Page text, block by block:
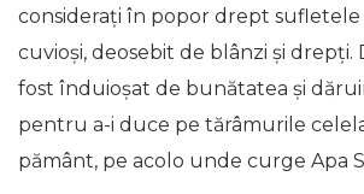
consideraţi în popor drept
cuvioşi, deosebit de blânzi şi drepţi.
fost înduioşat de bunătatea şi
pentru a-i duce pe tărâmurile
pământ, pe acolo unde curge Apa